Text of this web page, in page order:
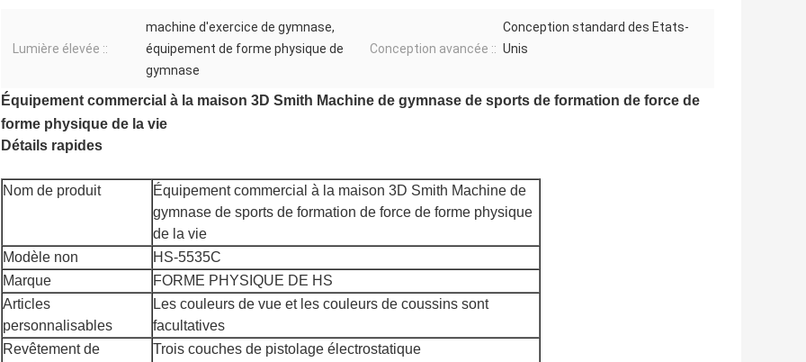
Lumière élevée ::
machine d'exercice de gymnase,
équipement de forme physique de
gymnase
Conception avancée ::
Conception standard des Etats-
Unis
Équipement commercial à la maison 3D Smith Machine de gymnase de sports de formation de force de
forme physique de la vie
Détails rapides
Nom de produit
Équipement commercial à la maison 3D Smith Machine de
gymnase de sports de formation de force de forme physique
de la vie
Modèle non
HS-5535C
Marque
FORME PHYSIQUE DE HS
Articles
personnalisables
Les couleurs de vue et les couleurs de coussins sont
facultatives
Revêtement de
Trois couches de pistolage électrostatique